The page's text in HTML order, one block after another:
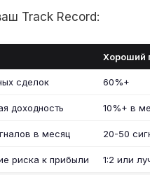
Track Record:
Хороший
сделок 60%+
доходность 10%+ в
в месяц 20-50
риска к прибыли 1:2 или